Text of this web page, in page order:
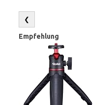
❮
Empfehlung